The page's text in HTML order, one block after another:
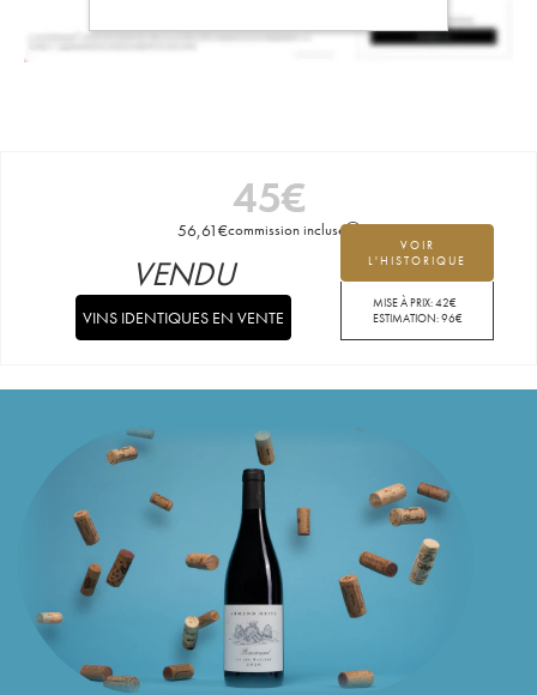
45€
56,61€commission incluse
VOIR
L'HISTORIQUE
MISE À PRIX:42€
ESTIMATION:96€
VENDU
VINS IDENTIQUES EN VENTE